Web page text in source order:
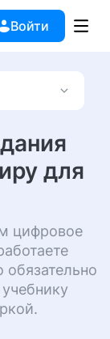
Войти
для
цифровое